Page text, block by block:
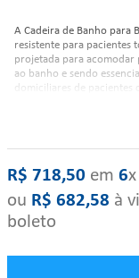
A Cadeira de Banho para
resistente para pacientes
projetada para acomodar
ao banho e sendo
domiciliares de pacientes
Cadeira de rodas
Modelo Banho BIG
Confeccionada
R$ 718,50 ‎ em‎ ‎ 6x
ou R$ 682,58 à
boleto